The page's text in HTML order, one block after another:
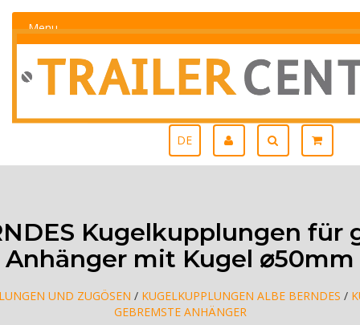
Menu
DE
Kugelkupplungen für
Anhänger mit Kugel ⌀50mm
UND ZUGÖSEN / KUGELKUPPLUNGEN ALBE BERNDES /
GEBREMSTE ANHÄNGER